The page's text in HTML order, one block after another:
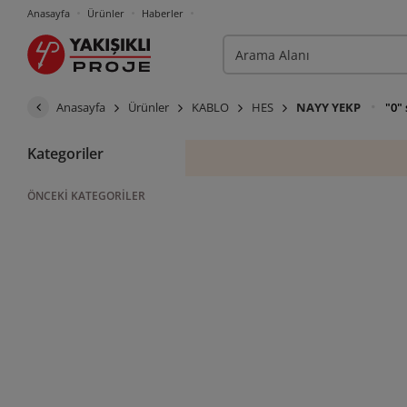
Anasayfa Ürünler Haberler
Anasayfa Ürünler KABLO HES NAYY YEKP "0"
Kategoriler
ÖNCEKI KATEGORILER